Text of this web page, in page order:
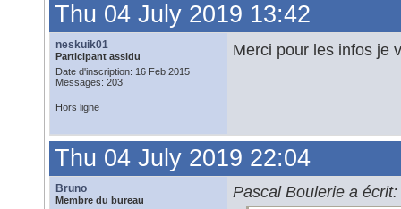
Thu 04 July 2019 13:42
neskuik01
Participant assidu
Date d'inscription: 16 Feb 2015
Messages: 203
Merci pour les infos je
Hors ligne
Thu 04 July 2019 22:04
Bruno
Membre du bureau
Pascal Boulerie a écrit: